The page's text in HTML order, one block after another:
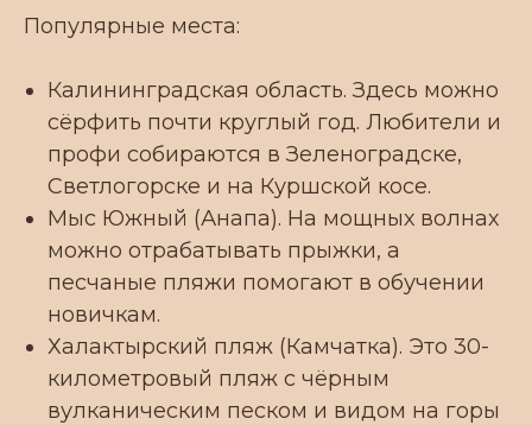
Популярные места:
Калининградская область. Здесь можно
сёрфить почти круглый год. Любители и
профи собираются в Зеленоградске,
Светлогорске и на Куршской косе.
Мыс Южный (Анапа). На мощных волнах
можно отрабатывать прыжки, а
песчаные пляжи помогают в обучении
новичкам.
Халактырский пляж (Камчатка). Это 30-
километровый пляж с чёрным
вулканическим песком и видом на горы